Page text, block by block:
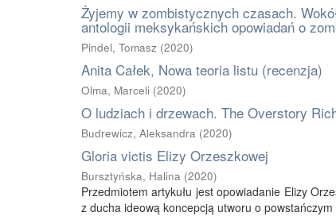
Żyjemy w zombistycznych czasach.
antologii meksykańskich opowiadań o
Pindel, Tomasz (2020)
Anita Całek, Nowa teoria listu (recenzja)
Olma, Marceli (2020)
O ludziach i drzewach. The Overstory
Budrewicz, Aleksandra (2020)
Gloria victis Elizy Orzeszkowej
Bursztyńska, Halina (2020)
Przedmiotem artykułu jest opowiadanie Elizy
z ducha ideową koncepcją utworu o